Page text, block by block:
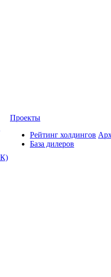
Проекты
Рейтинг холдингов
База дилеров